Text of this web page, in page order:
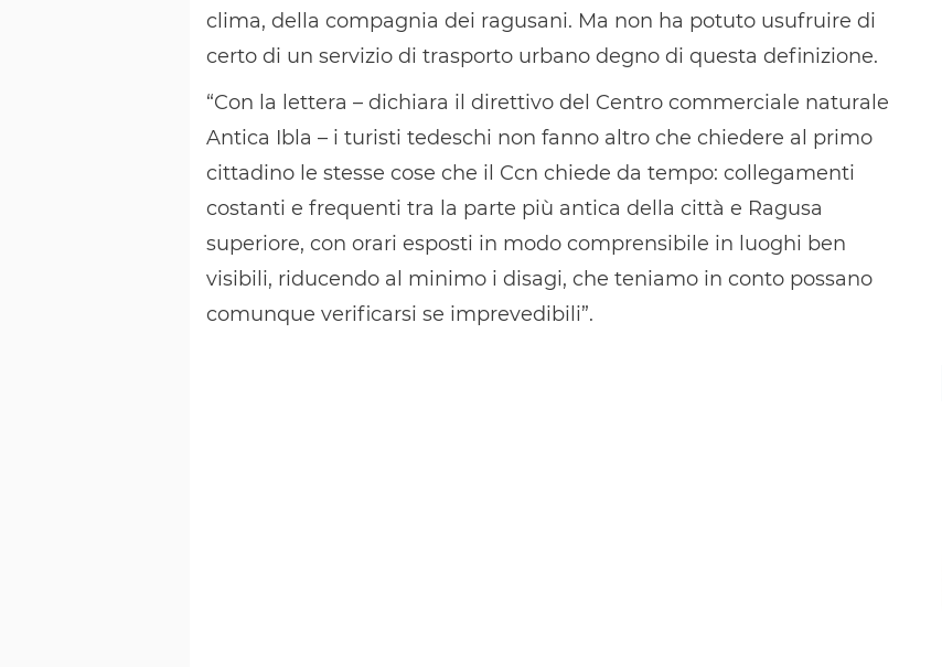
clima, della compagnia dei ragusani. Ma non ha potuto usufruire di
certo di un servizio di trasporto urbano degno di questa definizione.
“Con la lettera – dichiara il direttivo del Centro commerciale naturale
Antica Ibla – i turisti tedeschi non fanno altro che chiedere al primo
cittadino le stesse cose che il Ccn chiede da tempo: collegamenti
costanti e frequenti tra la parte più antica della città e Ragusa
superiore, con orari esposti in modo comprensibile in luoghi ben
visibili, riducendo al minimo i disagi, che teniamo in conto possano
comunque verificarsi se imprevedibili”.